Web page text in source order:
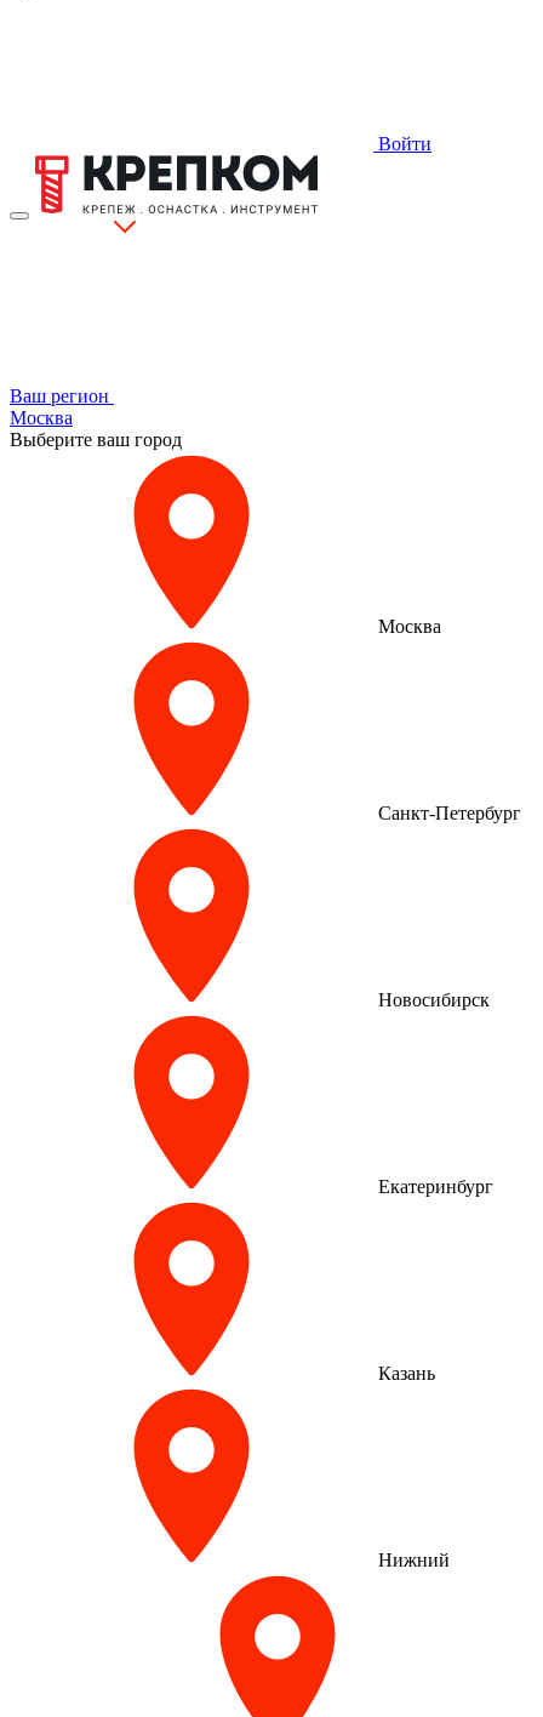
Войти
Ваш регион
Москва
Выберите ваш город
Москва
Санкт-Петербург
Новосибирск
Екатеринбург
Казань
Нижний